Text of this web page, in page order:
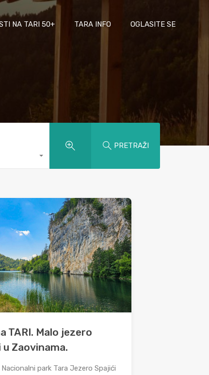
NA TARI 50+ TARA INFO OGLASITE SE
PRETRAŽI
TARI. Malo jezero
u Zaovinama.
Nacionalni park Tara Jezero Spajići